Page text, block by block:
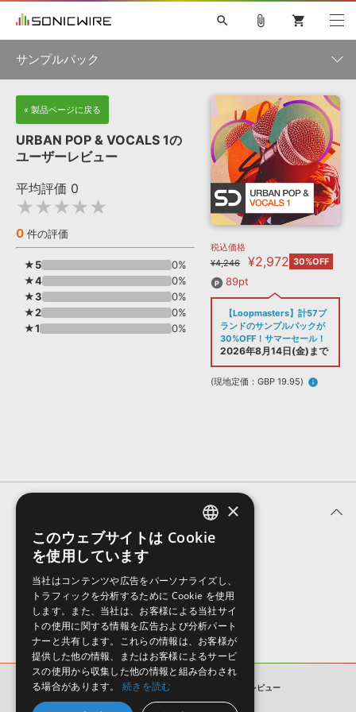
ソフト音源 »
プラグイン・エフェクト »
サンプルパック »
ソフトウェア／ツール »
DAW »
ニュースレター »
SONICWIREブログ »
製品サポート情報 »
DTMガイド »
FAQ »
音楽カード
楽曲配信流通 サービス
無償のサウンド管理ソフト
search
初音ミク NT 巡音ルカ V4X
MEIKO V3
KAITO V3
VOCALOID TOONTRACK
SPITFIRE AUDIO
VIENNA
EZ DRUMMER 3 SERUM
ライセンスフリーBGM
ボーカル抜き出し
DUBSTEP
ELECTRONICA
MUTANT
ROUTER.FM
ソフト音源 プラグイン・エフェクト
DAW 効果音
attach_file shopping_cart
サンプルパック
製品一覧
メーカー
フォーマット
« 製品ページに戻る
URBAN POP & VOCALS 1の
ユーザーレビュー
平均評価 0
★★★★★
0 件の評価
★5
0%
★4
0%
★3
0%
★2
0%
★1
0%
税込価格
¥4,246
¥2,972 30%OFF
89pt
【Loopmasters】計57ブ
ランドのサンプルパックが
30%OFF！サマーセール！
2026年8月14日(金)まで
(現地定価：GBP 19.95) info
ユーザーレビュー (0件)
表示順
URBAN POP & VOCALS 1 ユーザーレビュー
ENGLISH
×
このウェブサイトは Cookie
を使用しています
当社はコンテンツや広告をパーソナライズし、
トラフィックを分析するために Cookie を使用
します。また、当社は、お客様による当社サイ
トの使用に関する情報を広告および分析パート
ナーと共有します。これらの情報は、お客様が
提供した他の情報、またはお客様によるサービ
スの使用から収集した他の情報と組み合わされ
る場合があります。
続きを読む